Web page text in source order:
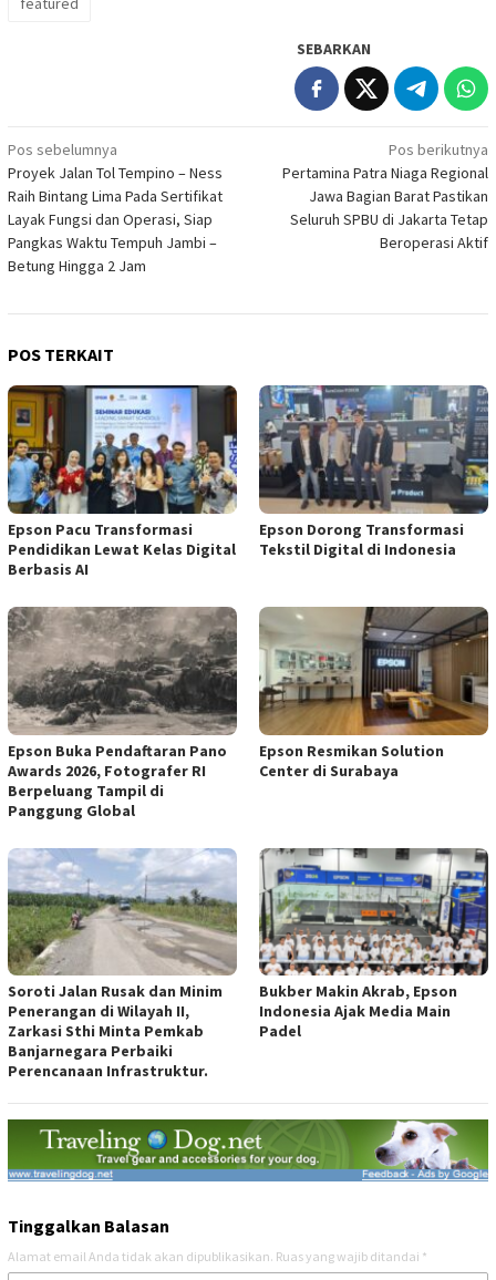
SEBARKAN
Navigasi
pos
Pos sebelumnya
Proyek Jalan Tol Tempino – Ness
Raih Bintang Lima Pada Sertifikat
Layak Fungsi dan Operasi, Siap
Pangkas Waktu Tempuh Jambi –
Betung Hingga 2 Jam
Pos berikutnya
Pertamina Patra Niaga Regional
Jawa Bagian Barat Pastikan
Seluruh SPBU di Jakarta Tetap
Beroperasi Aktif
POS TERKAIT
Epson Pacu Transformasi
Pendidikan Lewat Kelas Digital
Berbasis AI
Epson Dorong Transformasi
Tekstil Digital di Indonesia
Epson Buka Pendaftaran Pano
Awards 2026, Fotografer RI
Berpeluang Tampil di
Panggung Global
Epson Resmikan Solution
Center di Surabaya
Soroti Jalan Rusak dan Minim
Penerangan di Wilayah II,
Zarkasi Sthi Minta Pemkab
Banjarnegara Perbaiki
Perencanaan Infrastruktur.
Bukber Makin Akrab, Epson
Indonesia Ajak Media Main
Padel
Tinggalkan Balasan
Alamat email Anda tidak akan dipublikasikan. Ruas yang wajib ditandai *